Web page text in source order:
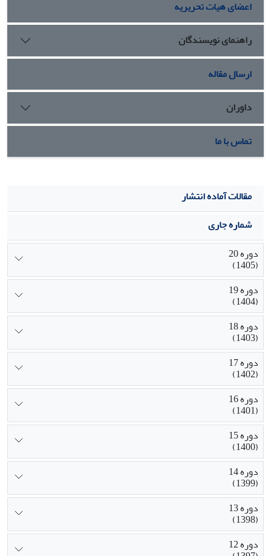
اعضای هیات تحریریه
راهنمای نویسندگان
ارسال مقاله
داوران
تماس با ما
مقالات آماده انتشار
شماره جاری
دوره 20
(1405)
دوره 19
(1404)
دوره 18
(1403)
دوره 17
(1402)
دوره 16
(1401)
دوره 15
(1400)
دوره 14
(1399)
دوره 13
(1398)
دوره 12